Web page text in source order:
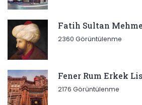
Fatih Sultan
2360 Görüntülenme
Fener Rum Erkek
2176 Görüntülenme